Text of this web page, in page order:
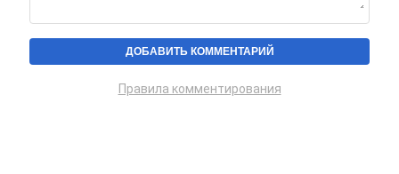
Правила комментирования